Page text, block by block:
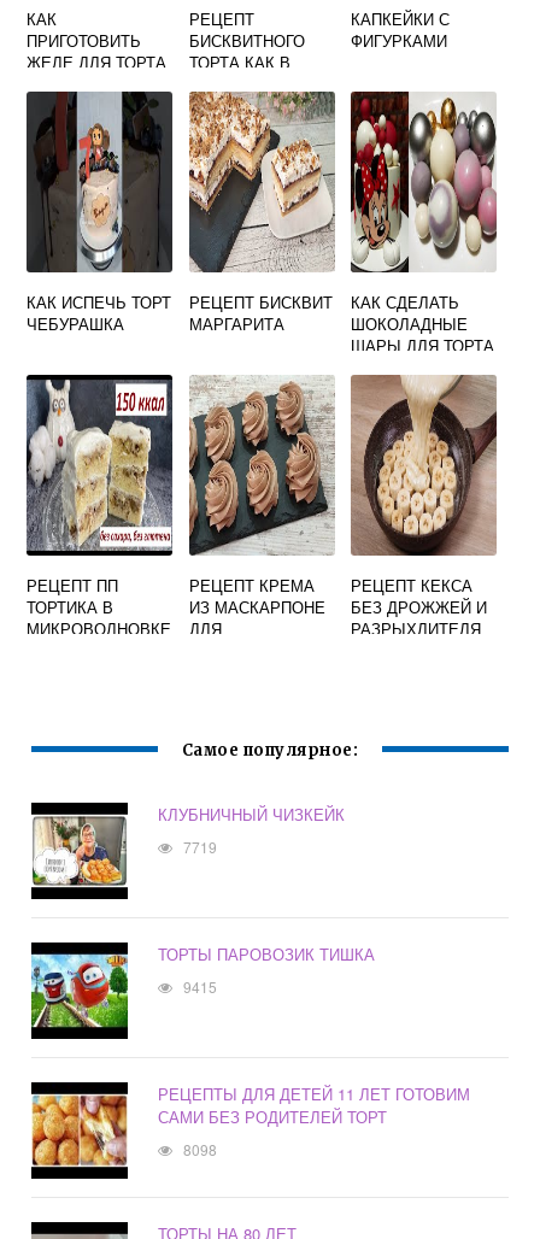
КАК
ПРИГОТОВИТЬ
ЖЕЛЕ ДЛЯ ТОРТА
УСЛОВИЯХ ИЗ
ЖЕЛАТИНА
РЕЦЕПТ С ФОТО
РЕЦЕПТ
БИСКВИТНОГО
ТОРТА КАК В
КАПКЕЙКИ С
ФИГУРКАМИ
КАК ИСПЕЧЬ ТОРТ
ЧЕБУРАШКА
РЕЦЕПТ БИСКВИТ
МАРГАРИТА
КАК СДЕЛАТЬ
ШОКОЛАДНЫЕ
ШАРЫ ДЛЯ ТОРТА
РЕЦЕПТ ПП
ТОРТИКА В
МИКРОВОЛНОВКЕ
РЕЦЕПТ КРЕМА
ИЗ МАСКАРПОНЕ
ДЛЯ
РЕЦЕПТ КЕКСА
БЕЗ ДРОЖЖЕЙ И
РАЗРЫХЛИТЕЛЯ
Самое популярное:
КЛУБНИЧНЫЙ ЧИЗКЕЙК
7719
ТОРТЫ ПАРОВОЗИК ТИШКА
9415
РЕЦЕПТЫ ДЛЯ ДЕТЕЙ 11 ЛЕТ ГОТОВИМ
САМИ БЕЗ РОДИТЕЛЕЙ ТОРТ
8098
ТОРТЫ НА 80 ЛЕТ